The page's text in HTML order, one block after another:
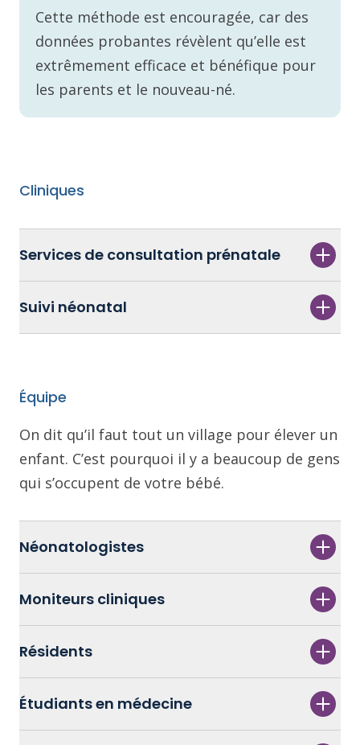
Cette méthode est encouragée, car des
données probantes révèlent qu’elle est
extrêmement efficace et bénéfique pour
les parents et le nouveau-né.
Cliniques
Services de consultation prénatale
Suivi néonatal
Équipe
On dit qu’il faut tout un village pour élever un
enfant. C’est pourquoi il y a beaucoup de gens
qui s’occupent de votre bébé.
Néonatologistes
Moniteurs cliniques
Résidents
Étudiants en médecine